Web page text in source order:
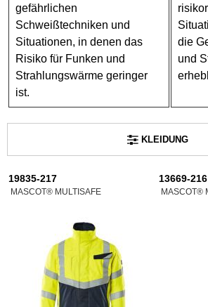
gefährlichen
Schweißtechniken und
Situationen, in denen das
Risiko für Funken und
Strahlungswärme geringer
ist.
die
und
KLEIDUNG
19835-217
MASCOT® MULTISAFE
13669-216
MASCOT®